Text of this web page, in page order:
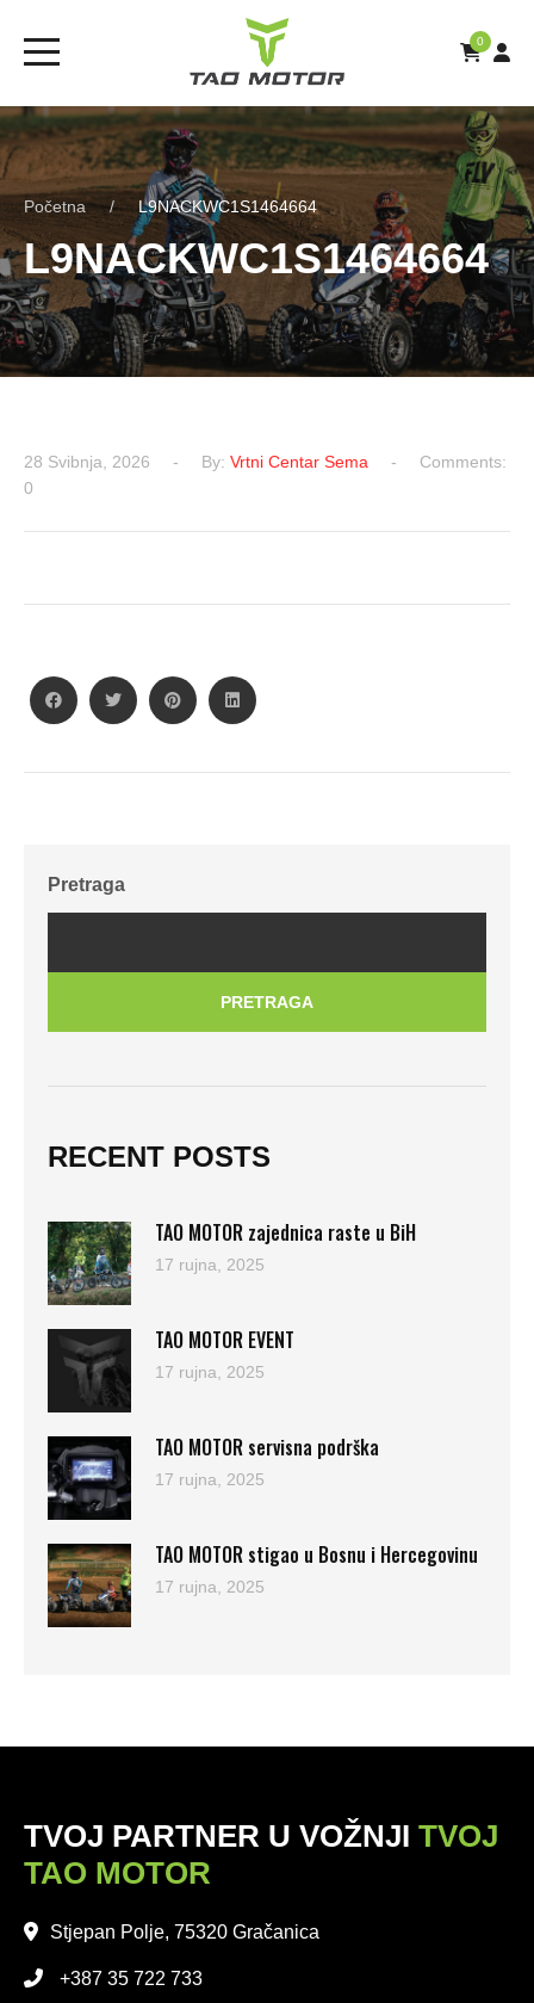
0
Početna L9NACKWC1S1464664
L9NACKWC1S1464664
28 Svibnja, 2026 By: Vrtni Centar Sema
Comments:
0
Pretraga
PRETRAGA
RECENT POSTS
TAO MOTOR zajednica raste u BiH
17 rujna, 2025
TAO MOTOR EVENT
17 rujna, 2025
TAO MOTOR servisna podrška
17 rujna, 2025
TAO MOTOR stigao u Bosnu i Hercegovinu
17 rujna, 2025
TVOJ PARTNER U VOŽNJI TVOJ
TAO MOTOR
Stjepan Polje, 75320 Gračanica
+387 35 722 733